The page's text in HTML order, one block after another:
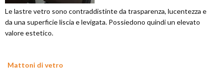
Le lastre vetro sono contraddistinte da trasparenza, lucentezza e
da una superficie liscia e levigata. Possiedono quindi un elevato
valore estetico.
Mattoni di vetro